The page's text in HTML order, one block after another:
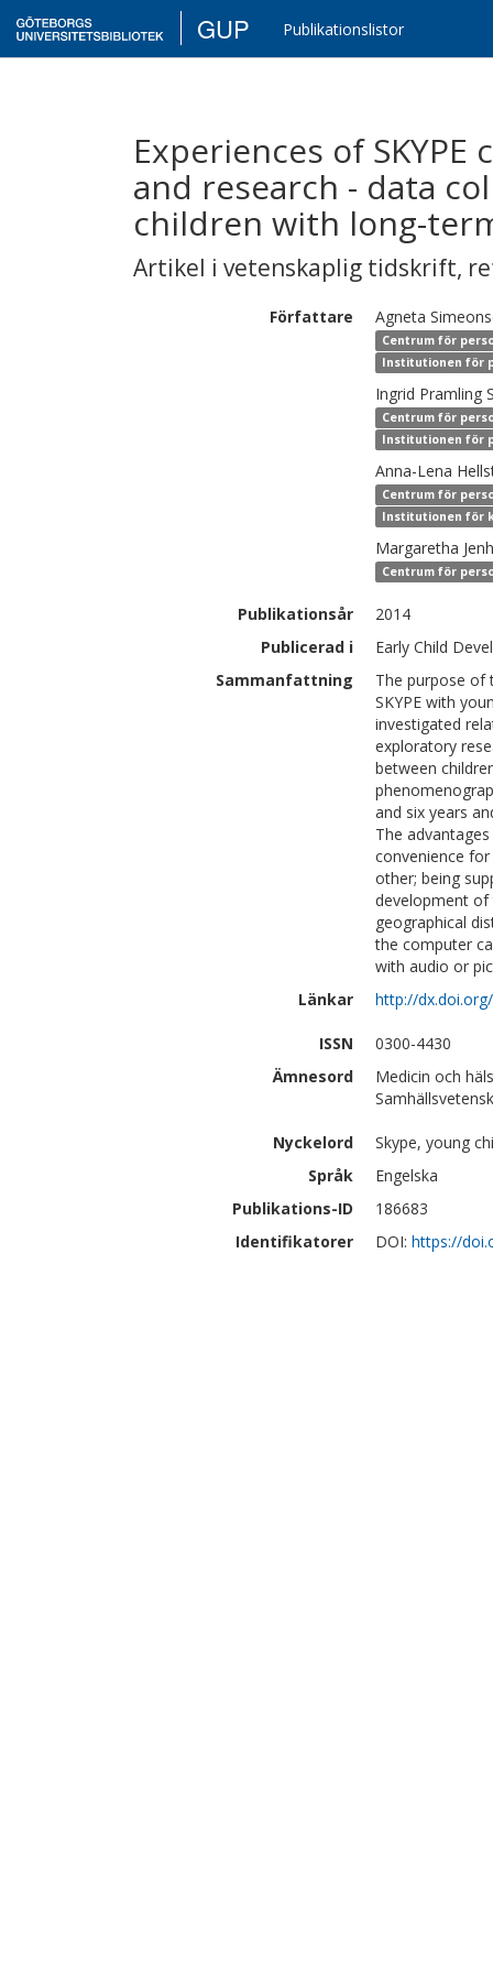
GUP Publikationslistor
Experiences of
and research - data
children with long-
Artikel i vetenskaplig tidskrift,
Författare Agneta
Centrum för
Institutionen för
Ingrid Pramling
Centrum för
Institutionen för
Anna-Lena
Centrum för
Institutionen för
Margaretha
Centrum för
Publikationsår
2014
Publicerad i
Early Child
Sammanfattning
The purpose of
SKYPE with
investigated
exploratory
between
and six years
The
convenience
other; being
development of
geographical
the computer
with audio or
Länkar
http://
ISSN
0300-4430
Ämnesord
Medicin och
Nyckelord
Skype, young
Språk
Engelska
Publikations-ID
186683
Identifikatorer
DOI: https://